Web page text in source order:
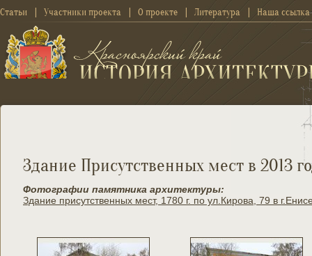
Статьи Участники проекта О проекте Литература Наша ссылка
Здание Присутственных мест в 2013
Фотографии памятника архитектуры:
Здание присутственных мест, 1780 г. по ул.Кирова, 79 в